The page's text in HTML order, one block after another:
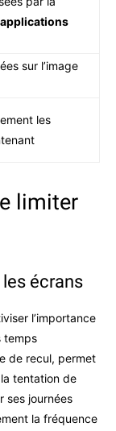
applications
sur l’image
les
limiter
écrans
l’importance
temps
de recul, permet
tentation de
ses journées
la fréquence